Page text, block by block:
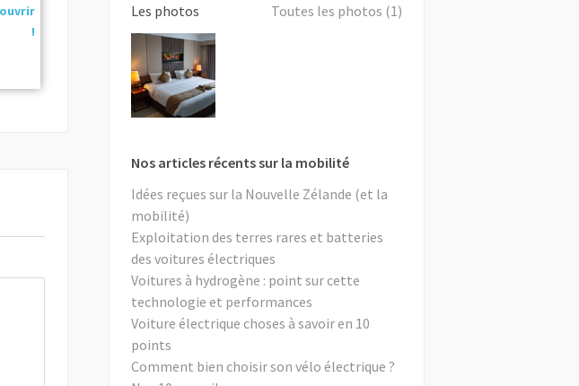
!
Les photos Toutes les photos (1)
Nos articles récents sur la mobilité
Idées reçues sur la Nouvelle Zélande (et la
mobilité)
Exploitation des terres rares et batteries
des voitures électriques
Voitures à hydrogène : point sur cette
technologie et performances
Voiture électrique choses à savoir en 10
points
Comment bien choisir son vélo électrique ?